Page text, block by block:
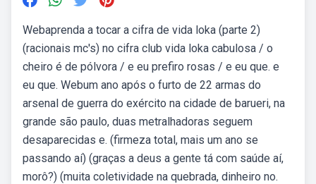
Webaprenda a tocar a cifra de vida loka (parte 2)
(racionais mc's) no cifra club vida loka cabulosa / o
cheiro é de pólvora / e eu prefiro rosas / e eu que. e
eu que. Webum ano após o furto de 22 armas do
arsenal de guerra do exército na cidade de barueri, na
grande são paulo, duas metralhadoras seguem
desaparecidas e. (firmeza total, mais um ano se
passando aí) (graças a deus a gente tá com saúde aí,
morô?) (muita coletividade na quebrada, dinheiro no.